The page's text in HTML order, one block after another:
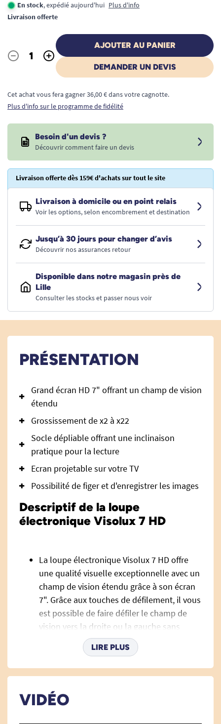
En stock, expédié aujourd'hui Plus d'info
Livraison offerte
Quantité
- +
AJOUTER AU PANIER
DEMANDER UN DEVIS
Cet achat vous fera gagner 36,00 € dans votre cagnotte.
Plus d'info sur le programme de fidélité
Besoin d'un devis ?
Découvrir comment faire un devis
Livraison offerte dès 159€ d'achats sur tout le site
Livraison à domicile ou en point relais
Voir les options, selon encombrement et destination
Jusqu’à 30 jours pour changer d’avis
Découvrir nos assurances retour
Disponible dans notre magasin près de
Lille
Consulter les stocks et passer nous voir
PRÉSENTATION
Grand écran HD 7" offrant un champ de vision
étendu
Grossissement de x2 à x22
Socle dépliable offrant une inclinaison
pratique pour la lecture
Ecran projetable sur votre TV
Possibilité de figer et d'enregistrer les images
Descriptif de la loupe
électronique Visolux 7 HD
La loupe électronique Visolux 7 HD offre
une qualité visuelle exceptionnelle avec un
champ de vision étendu grâce à son écran
7". Grâce aux touches de défilement, il vous
est possible de faire défiler le champ de
vision vers la droite ou la gauche sans
nécessité de bouger la loupe.
Vous pouvez enregistrer des images grâce à
la caméra HD pour les visionner plus tard,
et pouvez également les enregistrer. Un
emplacement pour carte SD est intégré à la
loupe électronique Visolux 7 HD.
LIRE PLUS
VIDÉO